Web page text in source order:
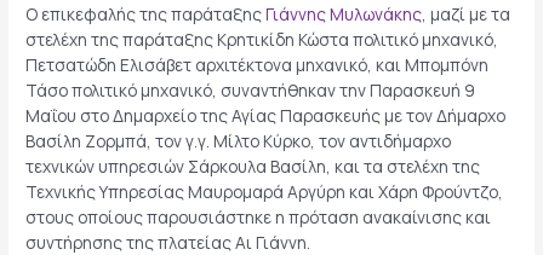
Ο επικεφαλής της παράταξηςΓιάννης Μυλωνάκης , μαζί με τα
στελέχη της παράταξης Κρητικίδη Κώστα πολιτικό μηχανικό,
Πετσατώδη Ελισάβετ αρχιτέκτονα μηχανικό, και Μπομπόνη
Τάσο πολιτικό μηχανικό, συναντήθηκαν την Παρασκευή 9
Μαΐου στο Δημαρχείο της Αγίας Παρασκευής με τον Δήμαρχο
Βασίλη Ζορμπά, τον γ.γ. Μίλτο Κύρκο, τον αντιδήμαρχο
τεχνικών υπηρεσιών Σάρκουλα Βασίλη, και τα στελέχη της
Τεχνικής Υπηρεσίας Μαυρομαρά Αργύρη και Χάρη Φρούντζο,
στους οποίους παρουσιάστηκε η πρόταση ανακαίνισης και
συντήρησης της πλατείας Αι Γιάννη.